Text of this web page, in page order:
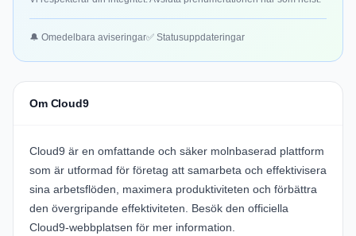
🔔 Omedelbara aviseringar✅ Statusuppdateringar
Om Cloud9
Cloud9 är en omfattande och säker molnbaserad plattform
som är utformad för företag att samarbeta och effektivisera
sina arbetsflöden, maximera produktiviteten och förbättra
den övergripande effektiviteten. Besök den officiella
Cloud9-webbplatsen för mer information.